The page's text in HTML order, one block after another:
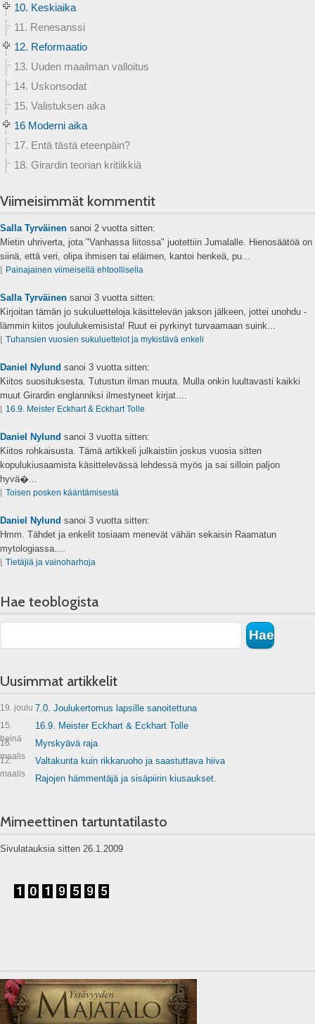
10. Keskiaika
11. Renesanssi
12. Reformaatio
13. Uuden maailman valloitus
14. Uskonsodat
15. Valistuksen aika
16 Moderni aika
17. Entä tästä eteenpäin?
18. Girardin teorian kritiikkiä
Viimeisimmät kommentit
Salla Tyrväinen sanoi 2 vuotta sitten:
Mietin uhriverta, jota "Vanhassa liitossa" juotettiin Jumalalle. Hienosäätöä on
siinä, että veri, olipa ihmisen tai eläimen, kantoi henkeä, pu...
⌊ Painajainen viimeisellä ehtoollisella
Salla Tyrväinen sanoi 3 vuotta sitten:
Kirjoitan tämän jo sukuluetteloja käsittelevän jakson jälkeen, jottei unohdu -
lämmin kiitos joululukemisista! Ruut ei pyrkinyt turvaamaan suink...
⌊ Tuhansien vuosien sukuluettelot ja mykistävä enkeli
Daniel Nylund sanoi 3 vuotta sitten:
Kiitos suosituksesta. Tutustun ilman muuta. Mulla onkin luultavasti kaikki
muut Girardin englanniksi ilmestyneet kirjat....
⌊ 16.9. Meister Eckhart & Eckhart Tolle
Daniel Nylund sanoi 3 vuotta sitten:
Kiitos rohkaisusta. Tämä artikkeli julkaistiin joskus vuosia sitten
kopulukiusaamista käsittelevässä lehdessä myös ja sai silloin paljon
hyvä�...
⌊ Toisen posken kääntämisestä
Daniel Nylund sanoi 3 vuotta sitten:
Hmm. Tähdet ja enkelit tosiaam menevät vähän sekaisin Raamatun
mytologiassa....
⌊ Tietäjiä ja vainoharhoja
Hae teoblogista
Uusimmat artikkelit
19. joulu 7.0. Joulukertomus lapsille sanoitettuna
15.
heinä
16.9. Meister Eckhart & Eckhart Tolle
16.
maalis
Myrskyävä raja
12.
maalis
Valtakunta kuin rikkaruoho ja saastuttava hiiva
Rajojen hämmentäjä ja sisäpiirin kiusaukset.
Mimeettinen tartuntatilasto
Sivulatauksia sitten 26.1.2009